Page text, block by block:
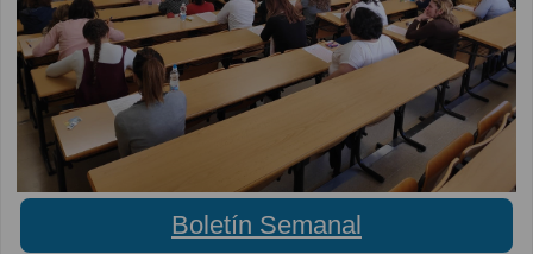
Boletín Semanal